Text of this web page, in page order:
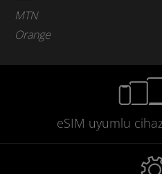
MTN
Orange
eSIM uyumlu